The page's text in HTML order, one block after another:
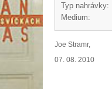
Typ nahrávky:
Medium:
Joe Stramr,
07. 08. 2010